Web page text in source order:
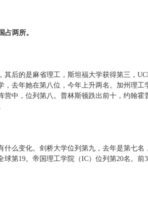
占两所。
后的是麻省理工，斯坦福大学获得第三，
，去年她在第八位，今年上升两名。加州理工
营中，位列第八。普林斯顿跌出前十，约翰霍
什么变化。剑桥大学位列第九，去年是第七名
第19。帝国理工学院（IC）位列第20名。前